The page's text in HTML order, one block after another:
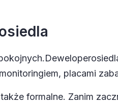
Deweloper
placami
formalne. Zanim